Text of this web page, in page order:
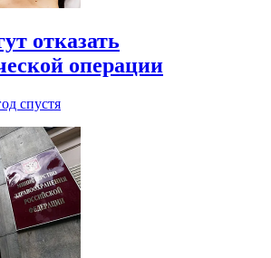
отказать
операции
спустя